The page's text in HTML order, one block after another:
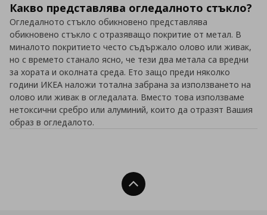
Какво представлява огледалното стъкло?
Огледалното стъкло обикновено представлява
обикновено стъкло с отразяващо покритие от метал. В
миналото покритието често съдържало олово или живак,
но с времето станало ясно, че тези два метала са вредни
за хората и околната среда. Ето защо преди няколко
години ИКЕА наложи тотална забрана за използването на
олово или живак в огледалата. Вместо това използваме
нетоксични сребро или алуминий, които да отразят Вашия
образ в огледалото.
Нагоре